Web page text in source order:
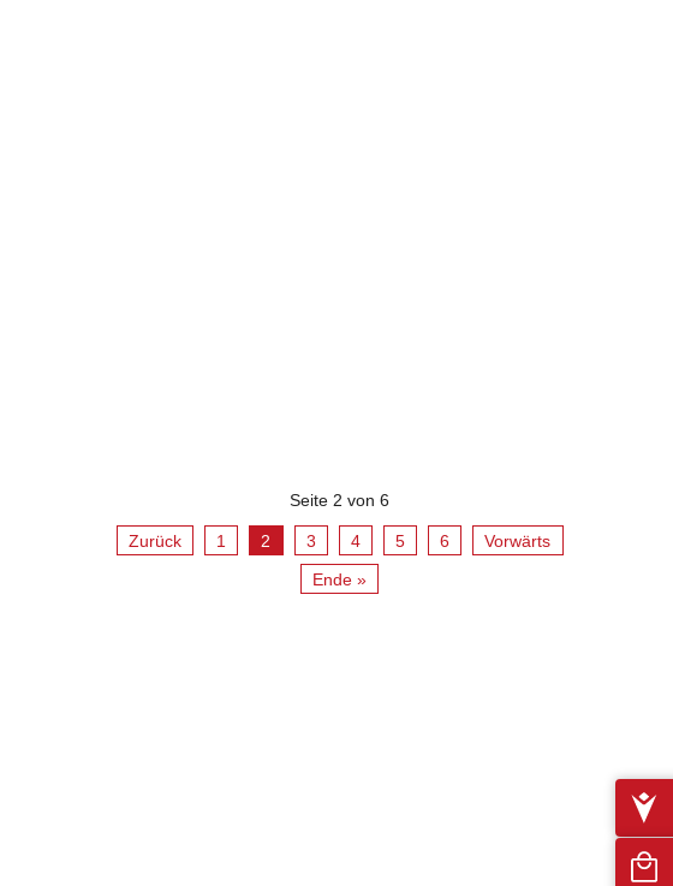
Seite 2 von 6
Zurück 1 2 3 4 5 6
Vorwärts
Ende »